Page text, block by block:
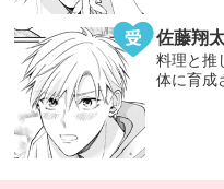
佐藤翔
料理と推
体に育